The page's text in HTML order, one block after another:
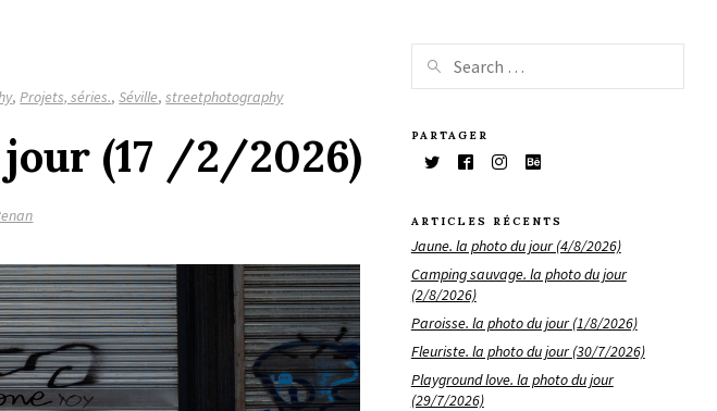
,Projets, séries.,Séville,streetphotography
(17 /2/2026) PARTAGER
ARTICLES RÉCENTS
Jaune. la photo du jour (4/8/2026)
Camping sauvage. la photo du jour
(2/8/2026)
Paroisse. la photo du jour (1/8/2026)
Fleuriste. la photo du jour (30/7/2026)
Playground love. la photo du jour
(29/7/2026)